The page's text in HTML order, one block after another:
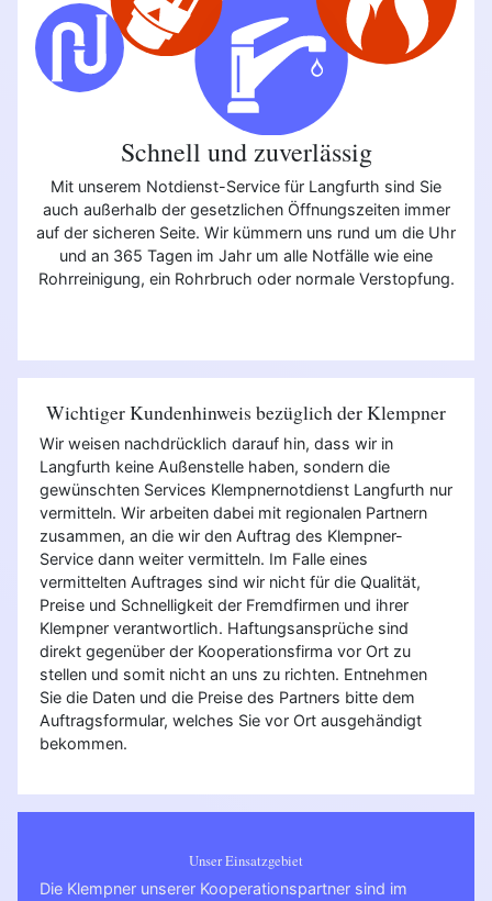
Schnell und zuverlässig
Mit unserem Notdienst-Service für Langfurth sind Sie
auch außerhalb der gesetzlichen Öffnungszeiten immer
auf der sicheren Seite. Wir kümmern uns rund um die Uhr
und an 365 Tagen im Jahr um alle Notfälle wie eine
Rohrreinigung, ein Rohrbruch oder normale Verstopfung.
Wichtiger Kundenhinweis bezüglich der Klempner
Wir weisen nachdrücklich darauf hin, dass wir in
Langfurth keine Außenstelle haben, sondern die
gewünschten Services Klempnernotdienst Langfurth nur
vermitteln. Wir arbeiten dabei mit regionalen Partnern
zusammen, an die wir den Auftrag des Klempner-
Service dann weiter vermitteln. Im Falle eines
vermittelten Auftrages sind wir nicht für die Qualität,
Preise und Schnelligkeit der Fremdfirmen und ihrer
Klempner verantwortlich. Haftungsansprüche sind
direkt gegenüber der Kooperationsfirma vor Ort zu
stellen und somit nicht an uns zu richten. Entnehmen
Sie die Daten und die Preise des Partners bitte dem
Auftragsformular, welches Sie vor Ort ausgehändigt
bekommen.
Unser Einsatzgebiet
Die Klempner unserer Kooperationspartner sind im